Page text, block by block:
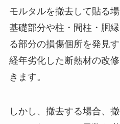
モルタルを撤去して貼る
基礎部分や柱・間柱・胴
る部分の損傷個所を発見
経年劣化した断熱材の改
きます。
しかし、撤去する場合、